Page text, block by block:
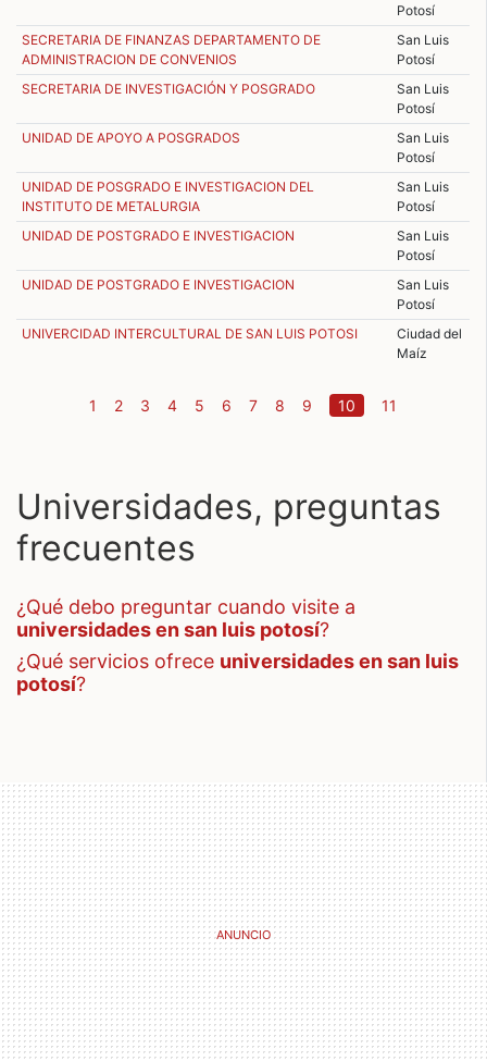
Potosí
SECRETARIA DE FINANZAS DEPARTAMENTO DE
ADMINISTRACION DE CONVENIOS
San Luis
Potosí
SECRETARIA DE INVESTIGACIÓN Y POSGRADO
San Luis
Potosí
UNIDAD DE APOYO A POSGRADOS
San Luis
Potosí
UNIDAD DE POSGRADO E INVESTIGACION DEL
INSTITUTO DE METALURGIA
San Luis
Potosí
UNIDAD DE POSTGRADO E INVESTIGACION
San Luis
Potosí
UNIDAD DE POSTGRADO E INVESTIGACION
San Luis
Potosí
UNIVERCIDAD INTERCULTURAL DE SAN LUIS POTOSI
Ciudad del
Maíz
1 2 3 4 5 6 7 8 9 10 (current)
11
Universidades, preguntas
frecuentes
¿qué debo preguntar cuando visite a
universidades en san luis potosí?
¿qué servicios ofrece universidades en san luis
potosí?